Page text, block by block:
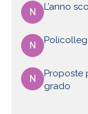
N L’anno
N
N
Proposte
grado